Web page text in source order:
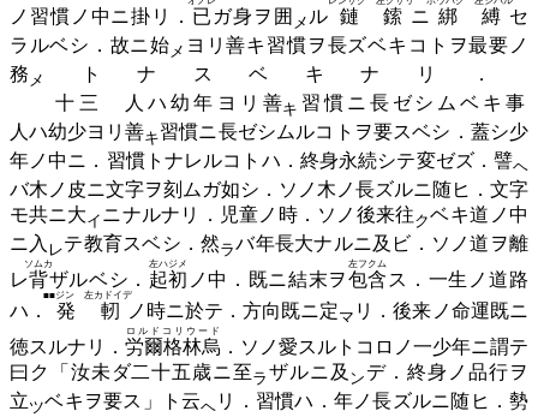
ノ習慣ノ中ニ掛リ． 已 ガ身ヲ 囲 メ ル 鏈鎍 ニ 綁縛 セ
ラルベシ．故ニ始メ ヨリ善キ習慣ヲ長ズベキコトヲ最要ノ
務 メ
トナスベキナリ．
十三 人ハ幼年ヨリ 善キ 習慣ニ長ゼシムベキ事
人ハ幼少ヨリ 善キ習慣ニ長ゼシムルコトヲ要スベシ．蓋シ少
年ノ中ニ．習慣トナレルコトハ．終身永続シテ変ゼズ． 譬ヘ
バ木ノ皮ニ文字ヲ刻ムガ如シ．ソノ木ノ長ズルニ随ヒ．文字
モ共ニ大イ ニナルナリ．児童ノ時．ソノ後来往クベキ道ノ中
ニ 入 レテ教育スベシ． 然ラバ年長大ナルニ及ビ．ソノ道ヲ離
レ背
ソムカ
ザルベシ． 起初
左ハジメ
ノ中．既ニ結末ヲ包含
左フクム
ス．一生ノ道路
ハ．
発軔
■■ジン 左カドイデ
ノ時ニ於テ．方向既ニ定マ リ．後来ノ命運既ニ
徳スルナリ． 労爾格林烏
ロルドコリウード
．ソノ愛スルトコロノ一少年ニ謂テ
曰ク「汝未ダ二十五歳ニ至ラ ザルニ 及 ン デ．終身ノ品行ヲ
立ツベキヲ要ス」ト 云ヘ リ．習慣ハ．年ノ長ズルニ随ヒ．勢